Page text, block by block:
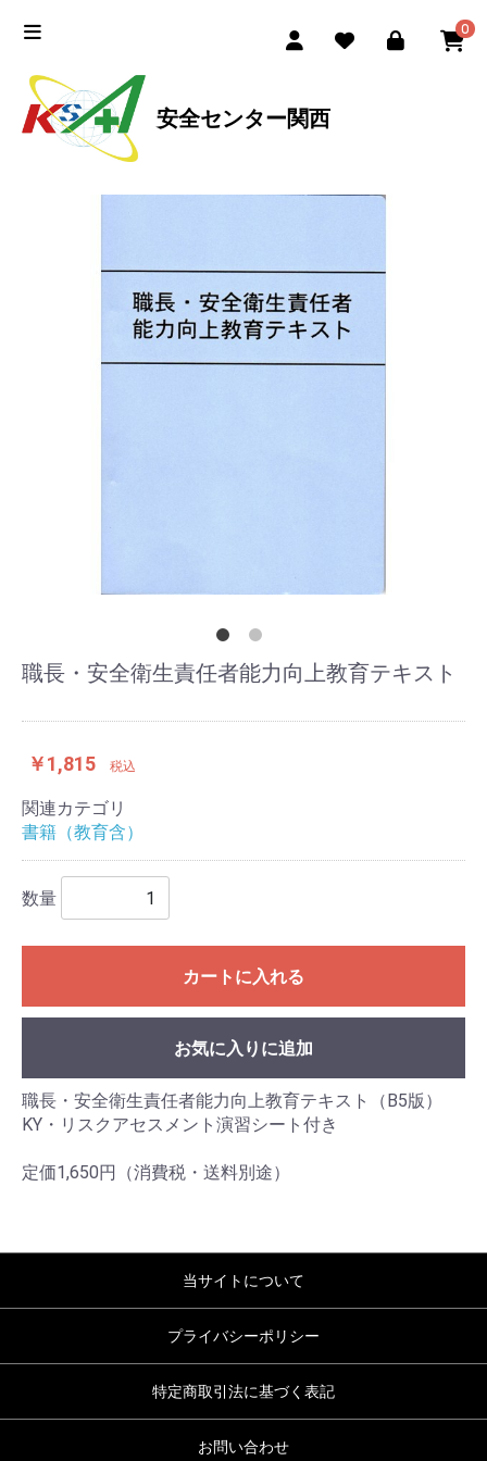
0
安全センター関西
職長・安全衛生責任者能力向上教育テキスト
￥1,815 税込
関連カテゴリ
書籍（教育含）
数量
カートに入れる
お気に入りに追加
職長・安全衛生責任者能力向上教育テキスト（B5版）
KY・リスクアセスメント演習シート付き
定価1,650円（消費税・送料別途）
当サイトについて
プライバシーポリシー
特定商取引法に基づく表記
お問い合わせ